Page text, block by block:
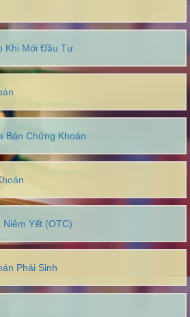
Khi Mới Đầu Tư
Bán Chứng Khoán
Yết (OTC)
Phái Sinh